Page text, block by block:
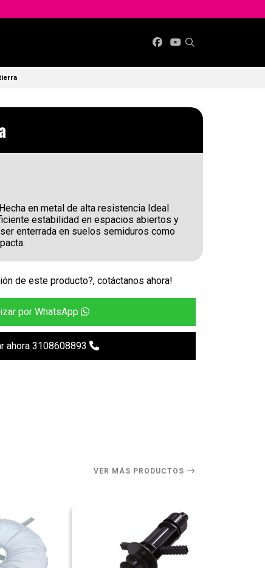
en metal de alta resistencia Ideal
estabilidad en espacios abiertos y
enterrada en suelos semiduros como
de este producto?, cotáctanos ahora!
por WhatsApp
ahora 3108608893
VER MÁS PRODUCTOS